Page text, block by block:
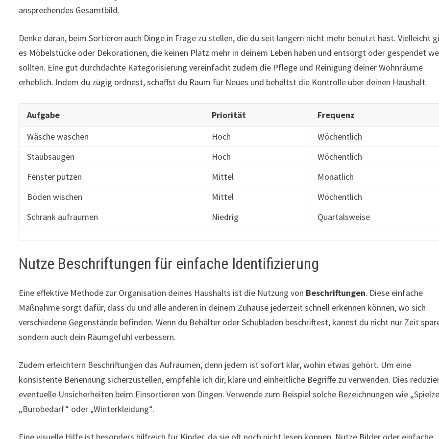
ansprechendes Gesamtbild.
Denke daran, beim Sortieren auch Dinge in Frage zu stellen, die du seit langem nicht mehr benutzt hast. Vielleicht
es Möbelstücke oder Dekorationen, die keinen Platz mehr in deinem Leben haben und entsorgt oder gespendet
sollten. Eine gut durchdachte Kategorisierung vereinfacht zudem die Pflege und Reinigung deiner Wohnräume
erheblich. Indem du zügig ordnest, schaffst du Raum für Neues und behältst die Kontrolle über deinen Haushalt.
Aufgabe Priorität
Frequenz
Wäsche waschen
Hoch
Wöchentlich
Staubsaugen
Hoch
Wöchentlich
Fenster putzen
Mittel
Monatlich
Böden wischen
Mittel
Wöchentlich
Schrank aufräumen
Niedrig Quartalsweise
Nutze Beschriftungen für einfache Identifizierung
Eine effektive Methode zur Organisation deines Haushalts ist die Nutzung von Beschriftungen. Diese einfache
Maßnahme sorgt dafür, dass du und alle anderen in deinem Zuhause jederzeit schnell erkennen können, wo sich
verschiedene Gegenstände befinden. Wenn du Behälter oder Schubladen beschriftest, kannst du nicht nur Zeit
sondern auch dein Raumgefühl verbessern.
Zudem erleichtern Beschriftungen das Aufräumen, denn jedem ist sofort klar, wohin etwas gehört. Um eine
konsistente Benennung sicherzustellen, empfehle ich dir, klare und einheitliche Begriffe zu verwenden. Dies
eventuelle Unsicherheiten beim Einsortieren von Dingen. Verwende zum Beispiel solche Bezeichnungen wie
„Bürobedarf“ oder „Winterkleidung“.